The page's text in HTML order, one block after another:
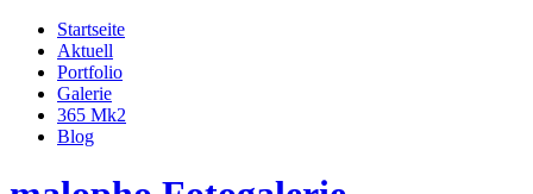
Startseite
Aktuell
Portfolio
Galerie
365 Mk2
Blog